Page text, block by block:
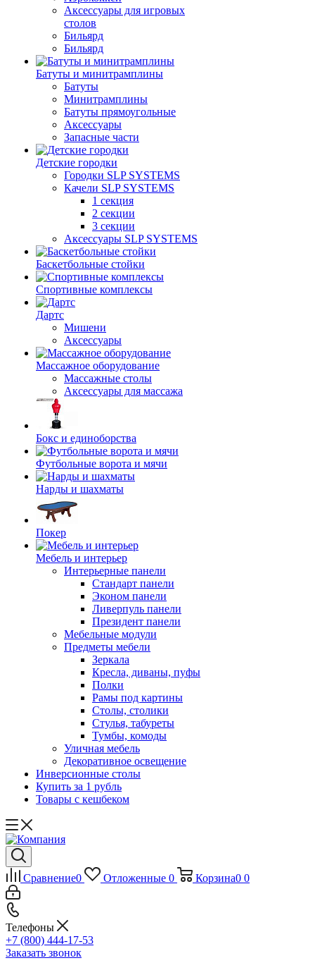
Аксессуары для игровых
столов
Бильяpд
Бильяpд
Батуты и минитрамплины
Батуты
Минитрамплины
Батуты прямоугольные
Аксессуары
Запасные части
Детские городки
Городки SLP SYSTEMS
Качели SLP SYSTEMS
1 секция
2 секции
3 секции
Аксессуары SLP SYSTEMS
Баскетбольные стойки
Спортивные комплексы
Дартс
Мишени
Аксессуары
Массажное оборудование
Массажные столы
Аксессуары для массажа
Бокс и единоборства
Футбольные ворота и мячи
Нарды и шахматы
Покер
Мебель и интерьер
Интерьерные панели
Стандарт панели
Эконом панели
Ливерпуль панели
Президент панели
Мебельные модули
Предметы мебели
Зеркала
Кресла, диваны, пуфы
Полки
Рамы под картины
Столы, столики
Стулья, табуреты
Тумбы, комоды
Уличная мебель
Декоративное освещение
Инверсионные столы
Купить за 1 рубль
Товары с кешбеком
Сравнение0 Отложенные 0 Корзина0 0
Телефоны
+7 (800) 444-17-53
Заказать звонок